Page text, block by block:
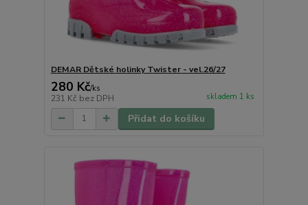
DEMAR Dětské holinky Twister - vel.26/27
280 Kč/ks
231 Kč bez DPH skladem 1 ks
Přidat do košíku